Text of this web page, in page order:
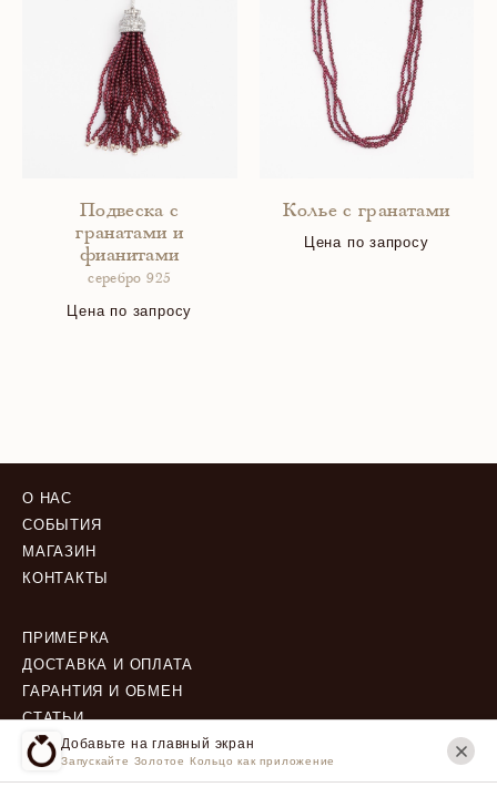
Добавьте на главный экран
Запускайте Золотое Кольцо как приложение
Подвеска с
гранатами и
фианитами
серебро 925
Цена по запросу
Колье с гранатами
Цена по запросу
О НАС
СОБЫТИЯ
МАГАЗИН
КОНТАКТЫ
ПРИМЕРКА
ДОСТАВКА И ОПЛАТА
ГАРАНТИЯ И ОБМЕН
СТАТЬИ
ПОЛИТИКА КОНФИДЕНЦИАЛЬНОСТИ